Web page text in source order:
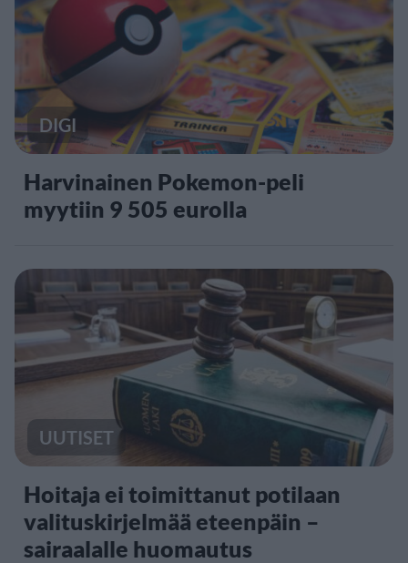
DIGI
Harvinainen Pokemon-peli
myytiin 9 505 eurolla
UUTISET
Hoitaja ei toimittanut potilaan
valituskirjelmää eteenpäin –
sairaalalle huomautus